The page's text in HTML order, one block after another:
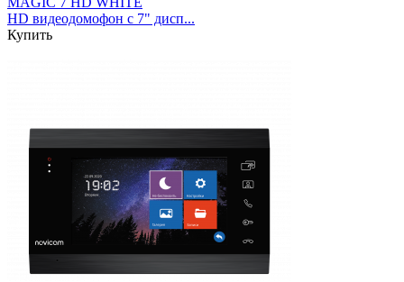
HD видеодомофон с 7" дисп...
Купить